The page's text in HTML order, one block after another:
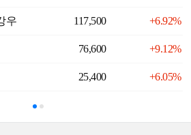
우 117,500 +6.92%
76,600 +9.12%
25,400 +6.05%